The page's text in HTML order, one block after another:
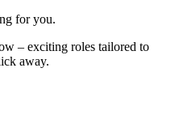
for you.
– exciting roles tailored to
away.